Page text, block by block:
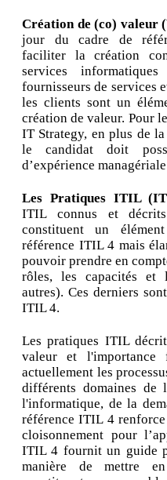
Création de (co) valeur
jour du cadre de
faciliter la création
services
fournisseurs de services
les clients sont un
création de valeur. Pour
IT Strategy, en plus de
le candidat doit
d’expérience
Les Pratiques ITIL
ITIL connus et
constituent un
référence ITIL 4 mais
pouvoir prendre en
rôles, les capacités et
autres). Ces derniers
ITIL 4.
Les pratiques ITIL
valeur et
actuellement les
différents domaines de
l'informatique, de la
référence ITIL 4
cloisonnement pour
ITIL 4 fournit un guide
manière de mettre